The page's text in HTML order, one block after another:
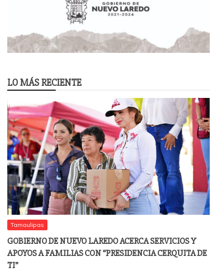
LO MÁS RECIENTE
Tamaulipas
GOBIERNO DE NUEVO LAREDO ACERCA SERVICIOS Y
APOYOS A FAMILIAS CON “PRESIDENCIA CERQUITA DE
TI”